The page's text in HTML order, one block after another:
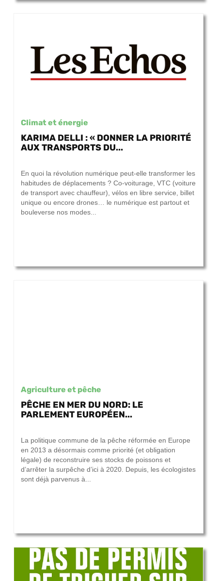
Climat et énergie
KARIMA DELLI : « DONNER LA PRIORITÉ
AUX TRANSPORTS DU...
En quoi la révolution numérique peut-elle transformer les
habitudes de déplacements ? Co-voiturage, VTC (voiture
de transport avec chauffeur), vélos en libre service, billet
unique ou encore drones… le numérique est partout et
bouleverse nos modes...
Agriculture et pêche
PÊCHE EN MER DU NORD: LE
PARLEMENT EUROPÉEN...
La politique commune de la pêche réformée en Europe
en 2013 a désormais comme priorité (et obligation
légale) de reconstruire ses stocks de poissons et
d’arrêter la surpêche d’ici à 2020. Depuis, les écologistes
sont déjà parvenus à...